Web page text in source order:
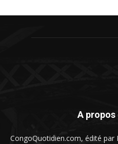
A propos
CongoQuotidien.com, édité par